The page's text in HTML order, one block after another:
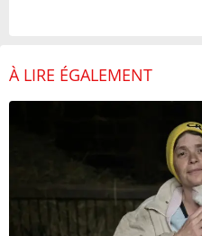
À LIRE ÉGALEMENT